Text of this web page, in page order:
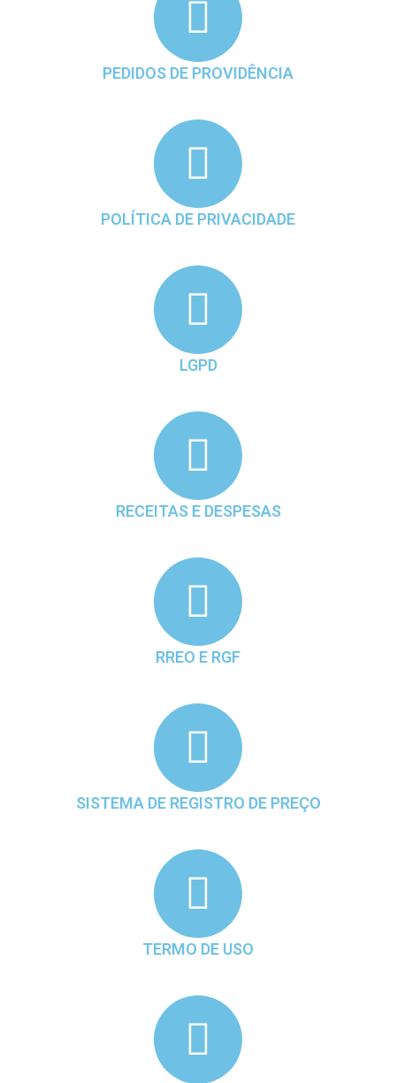
PEDIDOS DE PROVIDÊNCIA
POLÍTICA DE PRIVACIDADE
LGPD
RECEITAS E DESPESAS
RREO E RGF
SISTEMA DE REGISTRO DE PREÇO
TERMO DE USO